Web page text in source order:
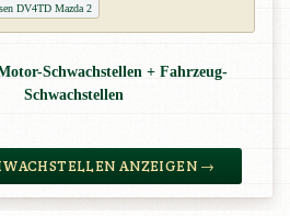
DV4TD Mazda 2
Schwachstellen + Fahrzeug-
Schwachstellen
ANZEIGEN →